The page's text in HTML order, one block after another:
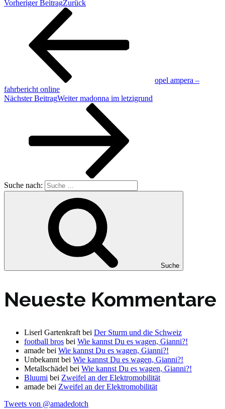
Vorheriger BeitragZurück
opel ampera –
fahrbericht online
Nächster BeitragWeiter madonna im letzigrund
Suche nach:
Suche
Neueste Kommentare
Liserl Gartenkraft bei Der Sturm und die Schweiz
football bros bei Wie kannst Du es wagen, Gianni?!
amade bei Wie kannst Du es wagen, Gianni?!
Unbekannt bei Wie kannst Du es wagen, Gianni?!
Metallschädel bei Wie kannst Du es wagen, Gianni?!
Bluumi bei Zweifel an der Elektromobilität
amade bei Zweifel an der Elektromobilität
Tweets von @amadedotch